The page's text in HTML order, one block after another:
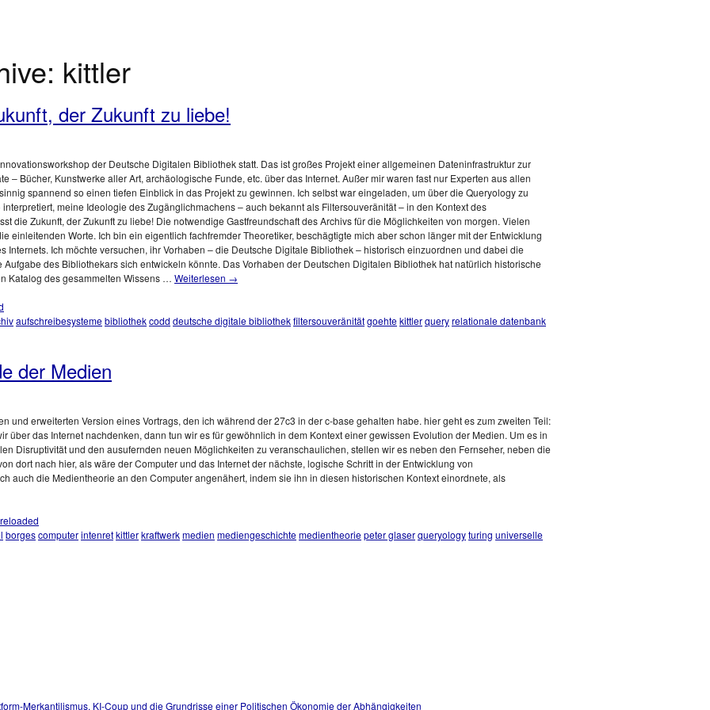
kittler
der Zukunft zu liebe!
der Deutsche Digitalen Bibliothek statt. Das ist großes Projekt einer allgemeinen Dateninfrastruktur zur
– Bücher, Kunstwerke aller Art, archäologische Funde, etc. über das Internet. Außer mir waren fast nur Experten aus allen
spannend so einen tiefen Einblick in das Projekt zu gewinnen. Ich selbst war eingeladen, um über die Queryology zu
meine Ideologie des Zugänglichmachens – auch bekannt als Filtersouveränität – in den Kontext des
die Zukunft, der Zukunft zu liebe! Die notwendige Gastfreundschaft des Archivs für die Möglichkeiten von morgen. Vielen
einleitenden Worte. Ich bin ein eigentlich fachfremder Theoretiker, beschägtigte mich aber schon länger mit der Entwicklung
Internets. Ich möchte versuchen, ihr Vorhaben – die Deutsche Digitale Bibliothek – historisch einzuordnen und dabei die
des Bibliothekars sich entwickeln könnte. Das Vorhaben der Deutschen Digitalen Bibliothek hat natürlich historische
Katalog des gesammelten Wissens … Weiterlesen →
aufschreibesystemebibliothekcodd deutsche digitale bibliothekfiltersouveränitätgoehtekittlerqueryrelationale datenbank
der Medien
und erweiterten Version eines Vortrags, den ich während der 27c3 in der c-base gehalten habe. hier geht es zum zweiten Teil:
über das Internet nachdenken, dann tun wir es für gewöhnlich in dem Kontext einer gewissen Evolution der Medien. Um es in
Disruptivität und den ausufernden neuen Möglichkeiten zu veranschaulichen, stellen wir es neben den Fernseher, neben die
dort nach hier, als wäre der Computer und das Internet der nächste, logische Schritt in der Entwicklung von
auch die Medientheorie an den Computer angenähert, indem sie ihn in diesen historischen Kontext einordnete, als
reloaded
borgescomputerintenretkittlerkraftwerkmedien mediengeschichtemedientheoriepeter glaserqueryologyturing universelle
Merkantilismus, KI-Coup und die Grundrisse einer Politischen Ökonomie der Abhängigkeiten